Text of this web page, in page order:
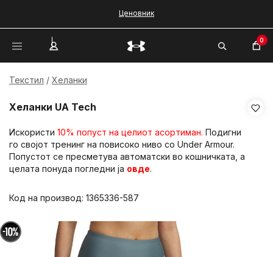
Ценовник
0
Текстил Хеланки
Хеланки UA Tech
Искористи 10% попуст на целиот асортиман. Подигни
го својот тренинг на повисоко ниво со Under Armour.
Попустот се пресметува автоматски во кошничката, а
целата понуда погледни ја овде.
Код на производ: 1365336-587